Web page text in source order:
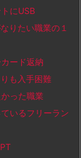
にUSB
りたい職業の１
ード返納
も入手困難
った職業
いるフリーラン